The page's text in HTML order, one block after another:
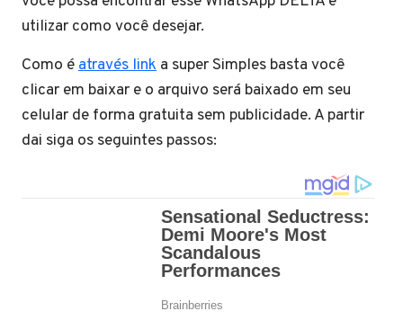
utilizar como você desejar.
Como éatravés link a super Simples basta você
clicar em baixar e o arquivo será baixado em seu
celular de forma gratuita sem publicidade. A partir
dai siga os seguintes passos: